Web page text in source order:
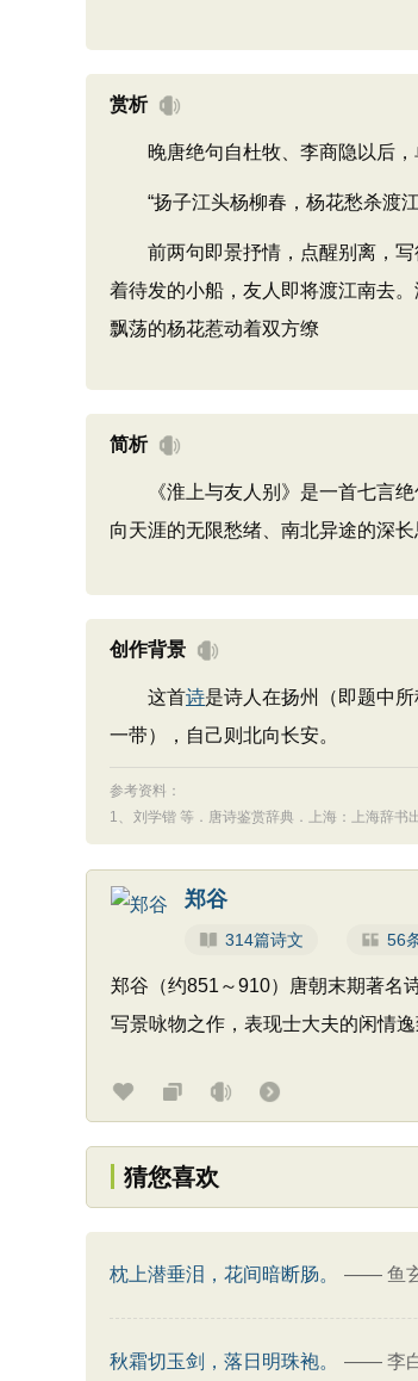
赏析
晚唐绝句自杜牧、李商隐以后，
“扬子江头杨柳春，杨花愁杀渡江
前两句即景抒情，点醒别离，写
着待发的小船，友人即将渡江南去
飘荡的杨花惹动着双方缭
简析
《淮上与友人别》是一首七言绝
向天涯的无限愁绪、南北异途的深
创作背景
这首诗是诗人在扬州（即题中
一带），自己则北向长安。
参考资料：
1、 刘学锴 等．唐诗鉴赏辞典．上海：上海辞书
郑谷
314篇诗文 56
郑谷（约851～910）唐朝末期著名
写景咏物之作，表现士大夫的闲情
猜您喜欢
枕上潜垂泪，花间暗断肠。 —— 鱼
秋霜切玉剑，落日明珠袍。 —— 李